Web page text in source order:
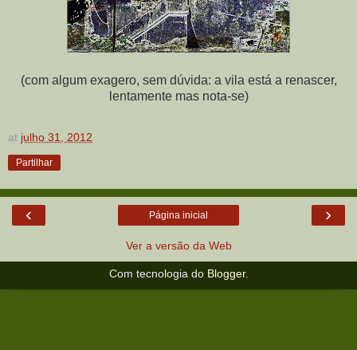
(com algum exagero, sem dúvida: a vila está a renascer,
lentamente mas nota-se)
at julho 31, 2012
Partilhar
‹ ›
Página inicial
Ver a versão da Web
Com tecnologia do Blogger.